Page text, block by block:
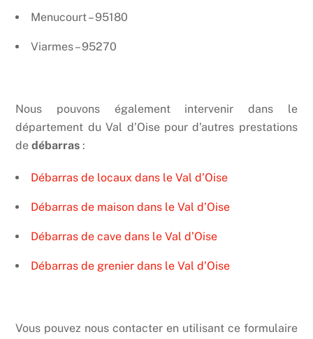
Menucourt – 95180
Viarmes – 95270
Nous pouvons également intervenir dans le
département du Val d’Oise pour d’autres prestations
dedébarras :
Débarras de locaux dans le Val d’Oise
Débarras de maison dans le Val d’Oise
Débarras de cave dans le Val d’Oise
Débarras de grenier dans le Val d’Oise
Vous pouvez nous contacter en utilisant ce formulaire